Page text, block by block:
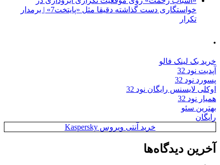
خواستگاری دست گذاشته دقیقا مثل «پایتخت7» | برمدار
تکرار
.
خرید بک لینک فالو
آپدیت نود 32
پسورد نود 32
اوکلی لایسنس رایگان نود 32
همیار نود 32
بهترین سئو
رایگان
خرید آنتی ویروس Kaspersky
آخرین دیدگاه‌ها